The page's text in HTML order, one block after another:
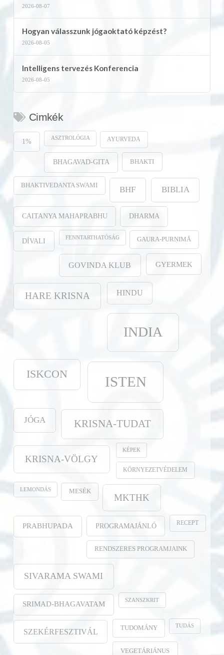
2026-08-07
Hogyan válasszunk jógaoktató képzést?
2026-08-05
Intelligens tervezés Konferencia
2026-08-05
Cimkék
1% ASZTROLÓGIA AYURVEDA
BHAGAVAD-GITA BHAKTI
BHAKTIVEDANTA SWAMI BHF BIBLIA
CAITANYA MAHAPRABHU DHARMA
DÍVALI FENNTARTHATÓSÁG GAURA-PURṆIMĀ
GOVINDA KLUB GYERMEK
HARE KRISNA HINDU
INDIA
ISKCON ISTEN
JÓGA KRISNA-TUDAT
KRISNA-VÖLGY
KÉPEK
KÖRNYEZETVÉDELEM
LEMONDÁS MESÉK
MKTHK
PRABHUPADA PROGRAMAJÁNLÓ RECEPT
RENDSZERES PROGRAMJAINK
SIVARAMA SWAMI
SRIMAD-BHAGAVATAM SZANSZKRIT
SZEKÉRFESZTIVÁL TUDOMÁNY TUDÁS
VEGETÁRIÁNUS